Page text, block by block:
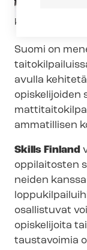
Kuvateksti
kuva: iStock
Suomi on
avulla
opiskelijoiden
ammatillisen
Skills Finland
oppilaitosten
nei­den
osallistuvat
opiskelijoita
taustavoimia